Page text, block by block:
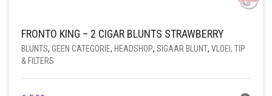
FRONTO KING – 2 CIGAR BLUNTS STRAWBERRY
BLUNTS, GEEN CATEGORIE, HEADSHOP, SIGAAR BLUNT, VLOEI, TIP
& FILTERS